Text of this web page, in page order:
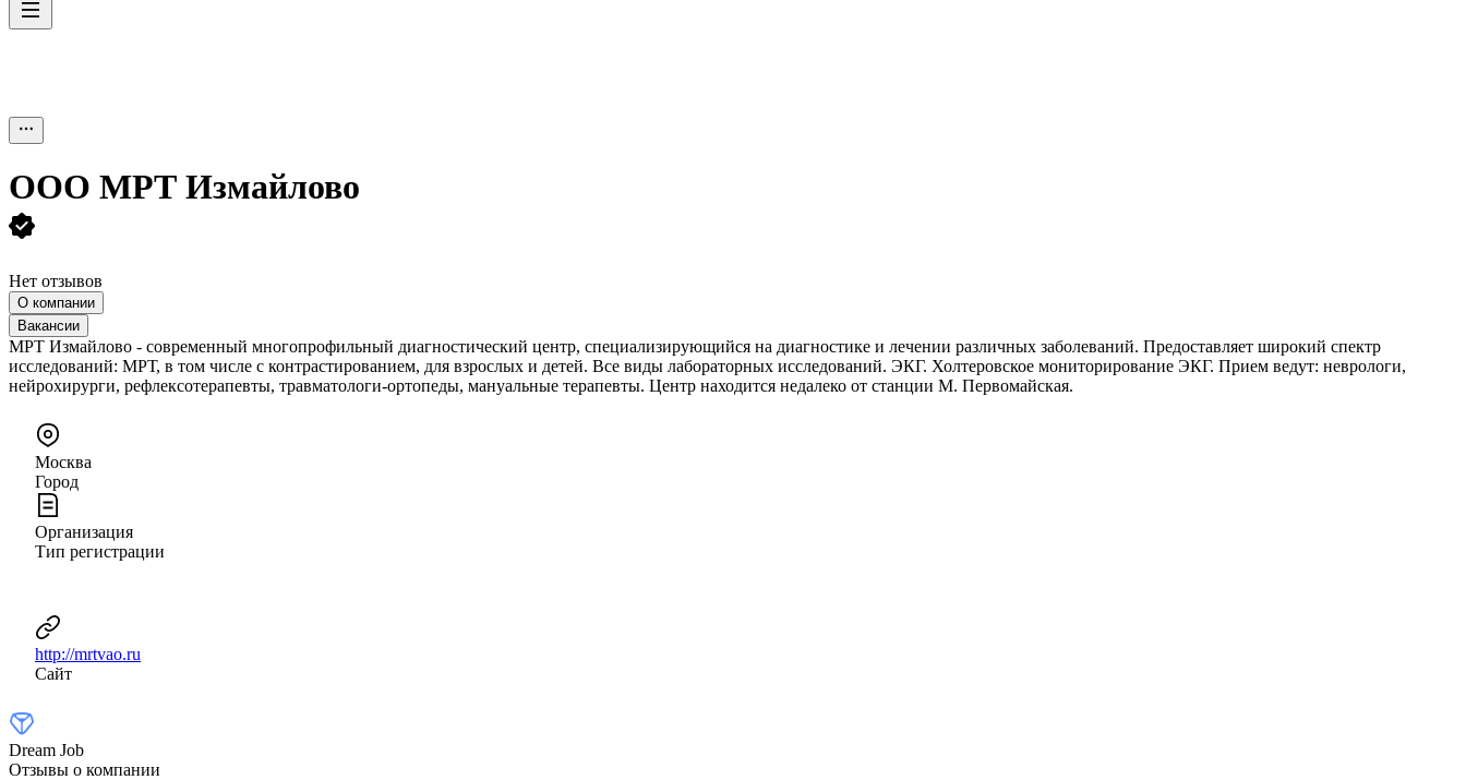
ООО МРТ Измайлово
Нет отзывов
О компании
Вакансии
МРТ Измайлово - современный многопрофильный диагностический центр, специализирующийся на диагностике и лечении различных заболеваний. Предоставляет широкий спектр
исследований: МРТ, в том числе с контрастированием, для взрослых и детей. Все виды лабораторных исследований. ЭКГ. Холтеровское мониторирование ЭКГ. Прием ведут: неврологи,
нейрохирурги, рефлексотерапевты, травматологи-ортопеды, мануальные терапевты. Центр находится недалеко от станции М. Первомайская.
Москва
Город
Организация
Тип регистрации
http://mrtvao.ru
Сайт
Dream Job
Отзывы о компании